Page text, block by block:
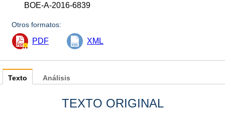
BOE-A-2016-6839
Otros formatos:
PDF XML
Texto
TEXTO ORIGINAL
Análisis